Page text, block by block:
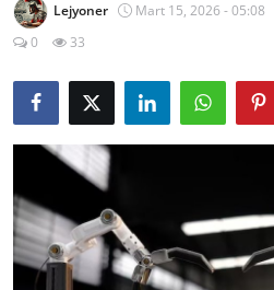
Karşılaştırmalar
Bakım & Arıza Çözümleri
İkinci El & Ekspertiz
Muayene & Emisyon
Trafik Cezaları & Mevzuat
Lejyoner Mart 15, 2026 - 05:08
0
33